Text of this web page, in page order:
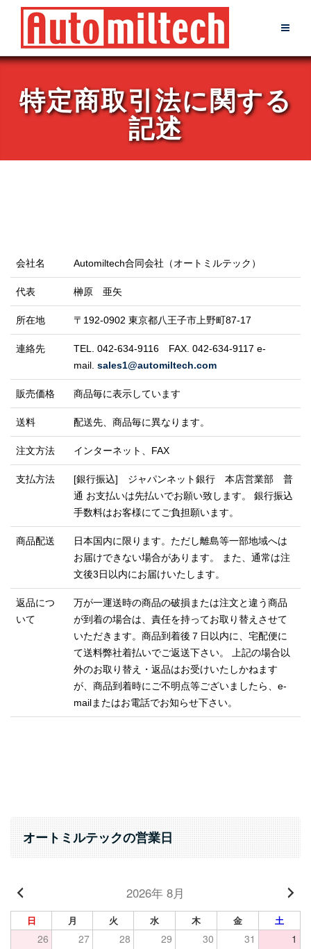
content
特定商取引法に関する
記述
会社名 Automiltech合同会社（オートミルテック）
代表 榊原 亜矢
所在地 〒192-0902 東京都八王子市上野町87-17
連絡先 TEL. 042-634-9116 FAX. 042-634-9117 e-
mail. sales1@automiltech.com
販売価格 商品毎に表示しています
送料 配送先、商品毎に異なります。
注文方法 インターネット、FAX
支払方法
[銀行振込] ジャパンネット銀行 本店営業部 普
通 お支払いは先払いでお願い致します。
銀行振込
手数料はお客様にてご負担願います。
商品配送
日本国内に限ります。ただし離島等一部地域へは
お届けできない場合があります。
また、通常は注
文後3日以内にお届けいたします。
返品につ
いて
万が一運送時の商品の破損または注文と違う商品
が到着の場合は、責任を持ってお取り替えさせて
いただきます。商品到着後７日以内に、宅配便に
て送料弊社着払いでご返送下さい。
上記の場合以
外のお取り替え・返品はお受けいたしかねます
が、商品到着時にご不明点等ございましたら、e-
mailまたはお電話でお知らせ下さい。
オートミルテックの営業日
2026年 8月
日 月 火 水 木 金 土
26 27 28 29 30 31 1